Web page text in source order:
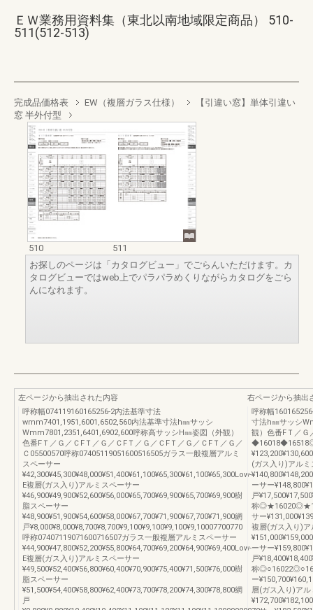
ＥＷ業務用資料集（東北以南地域限定商品） 510-
511(512-513)
完成品価格表 EW（複層ガラス仕様）
【引違い窓】単体引違い
窓 半外付型
510
511
お探しのページは「カタログビュー」でごらんいただけます。カ
タログビューではweb上でパラパラめくりながらカタログをごら
んになれます。
左ページから抽出された内容
呼称幅074119160165256-2内法基準寸法
wmm7401,1951,6001,6502,560内法基準寸法h㎜サッシ
Wmm7801,2351,6401,6902,600呼称高サッシH㎜姿図（外観）
色番FＴ／Ｇ／ＣFＴ／Ｇ／ＣFＴ／Ｇ／ＣFＴ／Ｇ／ＣFＴ／Ｇ／
Ｃ05500570呼称07405119051600516505ガラス一般複層アルミ
スペーサー
¥42,300¥45,300¥48,000¥51,400¥61,100¥65,300¥61,100¥65,300Low-
E複層(ガス入り)アルミスペーサー
¥46,900¥49,900¥52,600¥56,000¥65,700¥69,900¥65,700¥69,900樹
脂スペーサー
¥48,900¥51,900¥54,600¥58,000¥67,700¥71,900¥67,700¥71,900網
戸¥8,000¥8,000¥8,700¥8,700¥9,100¥9,100¥9,100¥9,10007700770
呼称07407119071600716507ガラス一般複層アルミスペーサー
¥44,900¥47,800¥52,200¥55,800¥64,700¥69,200¥64,900¥69,400Low-
E複層(ガス入り)アルミスペーサー
¥49,500¥52,400¥56,800¥60,400¥70,900¥75,400¥71,500¥76,000樹
脂スペーサー
¥51,500¥54,400¥58,800¥62,400¥73,700¥78,200¥74,300¥78,800網
戸
右ページから抽出
呼称幅
寸法h㎜サッシ
観）色番FＴ／Ｇ
(ガス入り)アル
ーサー
戸
称
サー
複層(ガス入り)
ーサー
戸
称
ー
層(ガス入り)ア